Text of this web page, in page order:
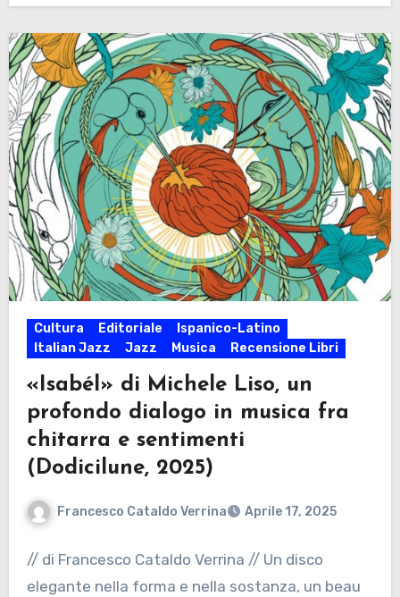
Cultura Editoriale
Ispanico-Latino
Italian Jazz
Jazz Musica Recensione Libri
«Isabél» di Michele Liso, un
profondo dialogo in musica fra
chitarra e sentimenti
(Dodicilune, 2025)
Francesco Cataldo Verrina Aprile 17, 2025
// di Francesco Cataldo Verrina // Un disco
elegante nella forma e nella sostanza, un beau